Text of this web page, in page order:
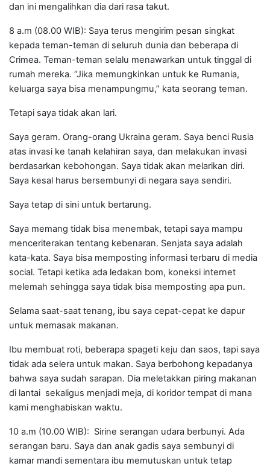
dan ini mengalihkan dia dari rasa takut.
8 a.m (08.00 WIB): Saya terus mengirim pesan singkat
kepada teman-teman di seluruh dunia dan beberapa di
Crimea. Teman-teman selalu menawarkan untuk tinggal di
rumah mereka. “Jika memungkinkan untuk ke Rumania,
keluarga saya bisa menampungmu,” kata seorang teman.
Tetapi saya tidak akan lari.
Saya geram. Orang-orang Ukraina geram. Saya benci Rusia
atas invasi ke tanah kelahiran saya, dan melakukan invasi
berdasarkan kebohongan. Saya tidak akan melarikan diri.
Saya kesal harus bersembunyi di negara saya sendiri.
Saya tetap di sini untuk bertarung.
Saya memang tidak bisa menembak, tetapi saya mampu
menceriterakan tentang kebenaran. Senjata saya adalah
kata-kata. Saya bisa memposting informasi terbaru di media
social. Tetapi ketika ada ledakan bom, koneksi internet
melemah sehingga saya tidak bisa memposting apa pun.
Selama saat-saat tenang, ibu saya cepat-cepat ke dapur
untuk memasak makanan.
Ibu membuat roti, beberapa spageti keju dan saos, tapi saya
tidak ada selera untuk makan. Saya berbohong kepadanya
bahwa saya sudah sarapan. Dia meletakkan piring makanan
di lantai sekaligus menjadi meja, di koridor tempat di mana
kami menghabiskan waktu.
10 a.m (10.00 WIB): Sirine serangan udara berbunyi. Ada
serangan baru. Saya dan anak gadis saya sembunyi di
kamar mandi sementara ibu memutuskan untuk tetap